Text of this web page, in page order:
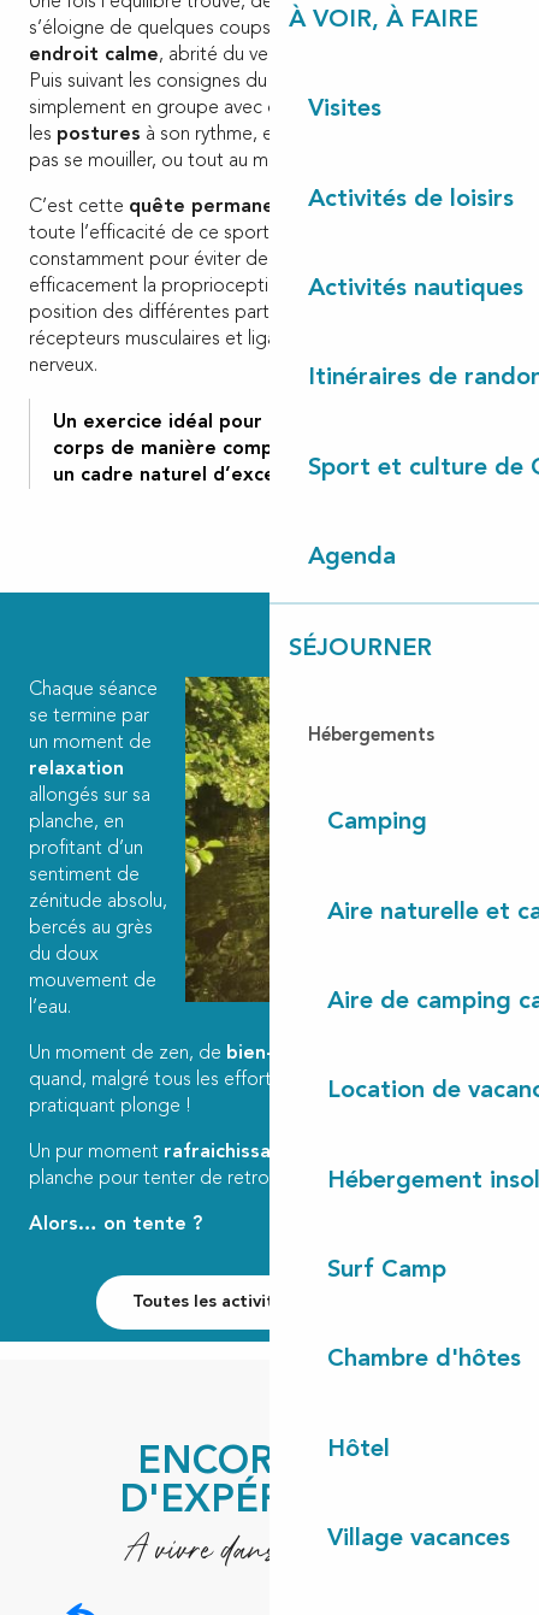
À VOIR, À FAIRE
Visites
Activités de loisirs
Activités nautiques
Itinéraires de
Sport et culture de
Agenda
SÉJOURNER
Hébergements
Camping
Aire naturelle et
Aire de camping
Location de
Hébergement
Surf Camp
Chambre d'hôtes
Hôtel
Village vacances
s’éloigne de quelques coups de pagaie pour rejoindre un
endroit calme, abrité du vent et du courant.
Puis suivant les consignes du professeur de yoga ou
simplement en groupe avec des amis initiés, on enchaîne
les postures à son rythme, en veillant simplement de ne
pas se mouiller, ou tout au moins pas trop souvent.
C’est cette quête permanente de l’équilibrequi fait
toute l’efficacité de ce sport complet. En compensant
constamment pour éviter de tomber, on travaille
efficacement la proprioception, cette sensibilité de la
position des différentes parties du corps qui sollicite les
récepteurs musculaires et ligamentaires et les centres
nerveux.
Un exercice idéal pour renforcer tout le
corps de manière complète et profonde dans
un cadre naturel d’exception.
Chaque séance
se termine par
un moment de
relaxation
allongés sur sa
planche, en
profitant d’un
sentiment de
zénitude absolu,
bercés au grès
du doux
mouvement de
l’eau.
Un moment de zen, de bien-être
quand, malgré tous les efforts, l’équilibre s’envole et le
pratiquant plonge !
Un pur moment rafraichissant
planche pour tenter de retrouver calme et… équilibre.
Alors… on tente ?
Toutes les activités nautiques !
ENCORE PLUS
D'EXPÉRIENCES
A vivre dans les Landes